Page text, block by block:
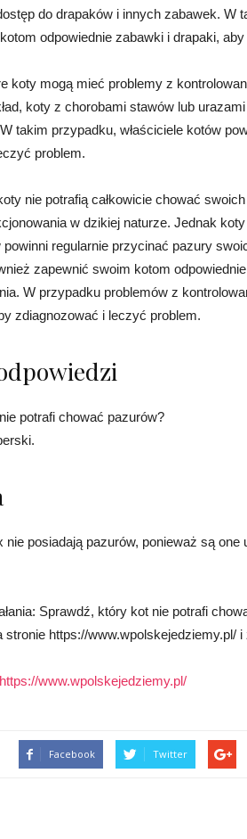
do drapaków i innych zabawek. W
odpowiednie zabawki i drapaki,
koty mogą mieć problemy z
koty z chorobami stawów lub
takim przypadku, właściciele kotów
problem.
nie potrafią całkowicie chować
w dzikiej naturze. Jednak
powinni regularnie przycinać pazury
zapewnić swoim kotom
W przypadku problemów z
zdiagnozować i leczyć problem.
potrafi chować pazurów?
nie posiadają pazurów, ponieważ są
Sprawdź, który kot nie potrafi
stronie https://www.wpolskejedziemy.pl/ i
https://www.wpolskejedziemy.pl/
Facebook Twitter